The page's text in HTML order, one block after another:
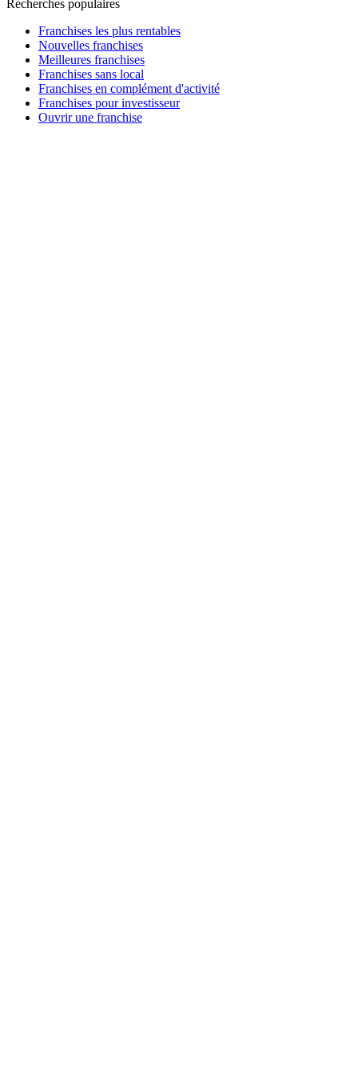
Recherches populaires
Franchises les plus rentables
Nouvelles franchises
Meilleures franchises
Franchises sans local
Franchises en complément d'activité
Franchises pour investisseur
Ouvrir une franchise